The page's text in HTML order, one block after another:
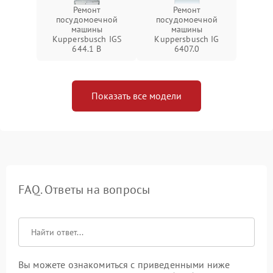
Ремонт
посудомоечной
машины
Kuppersbusch IGS
644.1 B
Ремонт
посудомоечной
машины
Kuppersbusch IG
6407.0
Показать все модели
FAQ. Ответы на вопросы
Вы можете ознакомиться с приведенными ниже